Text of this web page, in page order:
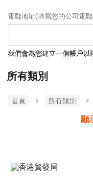
電郵地址(填寫您的公司電
我們會為您建立一個帳戶以
所有類別
首頁 所有類別
顯